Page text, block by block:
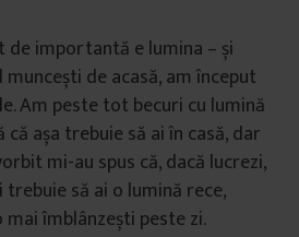
de importantă e lumina – și
de acasă, am început
Am peste tot becuri cu lumină
așa trebuie să ai în casă, dar
mi-au spus că, dacă lucrezi,
să ai o lumină rece,
îmblânzești peste zi.